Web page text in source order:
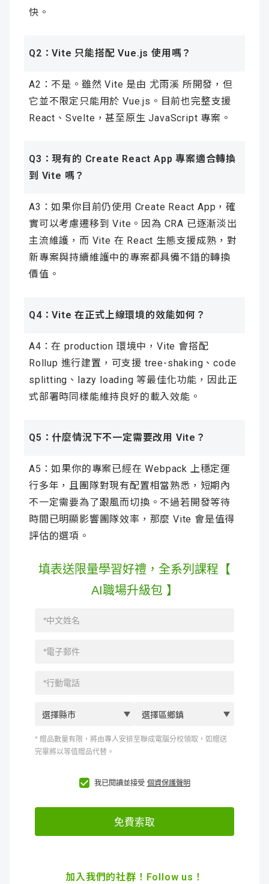
快。
Q2：Vite 只能搭配 Vue.js 使用嗎？
A2：不是。雖然 Vite 是由 尤雨溪 所開發，但
它並不限定只能用於 Vue.js。目前也完整支援
React、Svelte，甚至原生 JavaScript 專案。
Q3：現有的 Create React App 專案適合轉換
到 Vite 嗎？
A3：如果你目前仍使用 Create React App，確
實可以考慮遷移到 Vite。因為 CRA 已逐漸淡出
主流維護，而 Vite 在 React 生態支援成熟，對
新專案與持續維護中的專案都具備不錯的轉換
價值。
Q4：Vite 在正式上線環境的效能如何？
A4：在 production 環境中，Vite 會搭配
Rollup 進行建置，可支援 tree-shaking、code
splitting、lazy loading 等最佳化功能，因此正
式部署時同樣能維持良好的載入效能。
Q5：什麼情況下不一定需要改用 Vite？
A5：如果你的專案已經在 Webpack 上穩定運
行多年，且團隊對現有配置相當熟悉，短期內
不一定需要為了跟風而切換。不過若開發等待
時間已明顯影響團隊效率，那麼 Vite 會是值得
評估的選項。
加入我們的社群！Follow us！